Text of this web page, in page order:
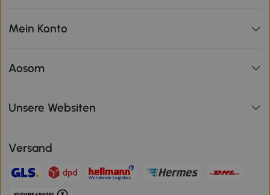
Mein Konto
Aosom
Unsere Websiten
Versand